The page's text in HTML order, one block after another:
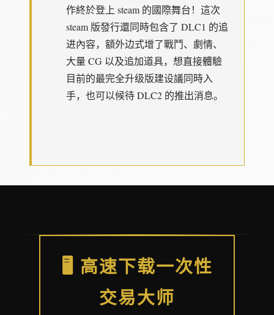
作終於登上 steam 的國際舞台！這次
steam 版發行還同時包含了 DLC1 的追
进內容，額外边式增了戰鬥、劇情、
大量 CG 以及追加道具，想直接體驗
目前的最完全升级版建设議同時入
手，也可以候待 DLC2 的推出消息。
🖥️ 高速下载一次性
交易大师